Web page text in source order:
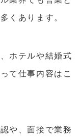
くあります。
ホテルや結婚式
て仕事内容はこ
や、面接で業務